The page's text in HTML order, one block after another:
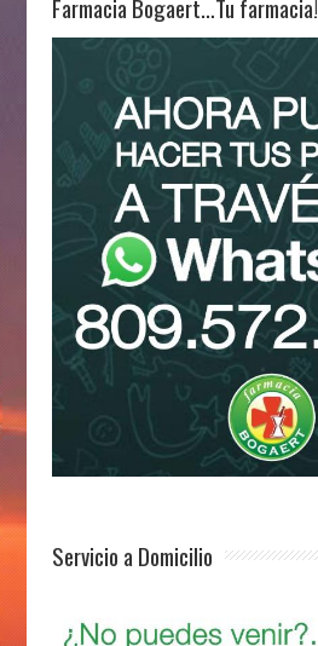
Farmacia Bogaert…Tu farmacia!
Servicio a Domicilio